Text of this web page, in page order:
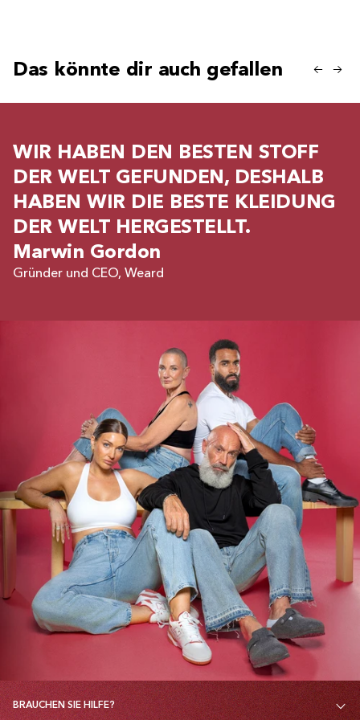
Das könnte dir auch gefallen
WIR HABEN DEN BESTEN STOFF
DER WELT GEFUNDEN, DESHALB
HABEN WIR DIE BESTE KLEIDUNG
DER WELT HERGESTELLT.
Marwin Gordon
Gründer und CEO, Weard
BRAUCHEN SIE HILFE?